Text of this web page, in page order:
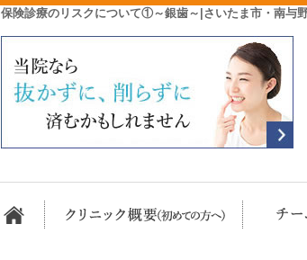
保険診療のリスクについて①～銀歯～|さいたま市・南与
ホーム クリニ